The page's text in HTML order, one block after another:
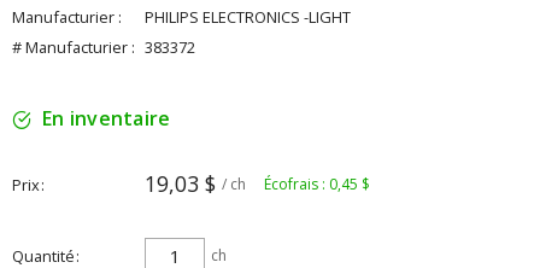
Manufacturier :
PHILIPS ELECTRONICS -LIGHT
# Manufacturier : 383372
En inventaire
Prix 19,03 $ / ch Écofrais : 0,45 $
Quantité ch